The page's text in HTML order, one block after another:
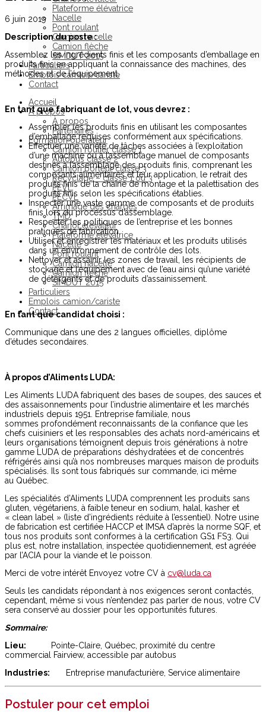
Plateforme élévatrice
Nacelle
Pont roulant
Camion nacelle
Camion flèche
SIMDUT 2015
Particuliers
Emplois camion/cariste
Contact
Accueil
À propos
À propos
Partenaires
Formation opérateur
Camion routier classe 1
Autobus classe 2
Camion porteur classe 3
Recyclage – classe 1 ou 3
PEVL
PECVL
Arrimage des charges
TMD
Chariot élévateur
Plateforme élévatrice
Nacelle
Pont roulant
Camion nacelle
Camion flèche
SIMDUT 2015
Particuliers
Emplois camion/cariste
Contact
6 juin 2019
Description du poste :
Assemblez les ingrédients finis et les composants d’emballage en
produits finis en appliquant la connaissance des machines, des
méthodes et de l’équipement.
En tant que fabriquant de lot, vous devrez :
Assembler les produits finis en utilisant les composantes
d’emballage requises conformément aux spécifications.
Effectuer une variété de tâches associées à l’exploitation
d’une machine ou à l’assemblage manuel de composants
destinés à l’assemblage des produits finis, comprenant les
composants alimentaires et leur application, le retrait des
produits finis de la chaîne de montage et la palettisation des
produits finis selon les spécifications établies.
Inspecter une vaste gamme de composants et de produits
finis lors du processus d’assemblage.
Respecter les politiques de l’entreprise et les bonnes
pratiques de fabrication.
Utiliser et enregistrer les matériaux et les produits utilisés
dans un environnement de contrôle des lots.
Nettoyer et assainir les zones de travail, les récipients de
stockage et l’équipement avec de l’eau ainsi qu’une variété
de détergents et de produits d’assainissement.
En tant que candidat choisi :
Communique dans une des 2 langues officielles, diplôme
d’études secondaires.
À propos d’Aliments LUDA:
Les Aliments LUDA fabriquent des bases de soupes, des sauces et
des assaisonnements pour l’industrie alimentaire et les marchés
industriels depuis 1951. Entreprise familiale, nous
sommes profondément reconnaissants de la confiance que les
chefs cuisiniers et les responsables des achats nord-américains et
leurs organisations témoignent depuis trois générations à notre
gamme LUDA de préparations déshydratées et de concentrés
réfrigérés ainsi qu’à nos nombreuses marques maison de produits
spécialisés. Ils sont tous fabriqués sur commande, ici même
au Québec.
Les spécialités d’Aliments LUDA comprennent les produits sans
gluten, végétariens, à faible teneur en sodium, halal, kasher et
« clean label » (liste d’ingrédients réduite à l’essentiel). Notre usine
de fabrication est certifiée HACCP et IMSA d’après la norme SQF, et
tous nos produits sont conformes à la certification GS1 FS3. Qui
plus est, notre installation, inspectée quotidiennement, est agréée
par l’ACIA pour la viande et le poisson.
Merci de votre intérêt Envoyez votre CV à cv@luda.ca
Seuls les candidats répondant à nos exigences seront contactés,
cependant, même si vous n’entendez pas parler de nous, votre CV
sera conservé au dossier pour les opportunités futures.
Sommaire:
Lieu:
Pointe-Claire, Québec, proximité du centre
commercial Fairview, accessible par autobus
Industries:
Entreprise manufacturière, Service alimentaire
Postuler pour cet emploi